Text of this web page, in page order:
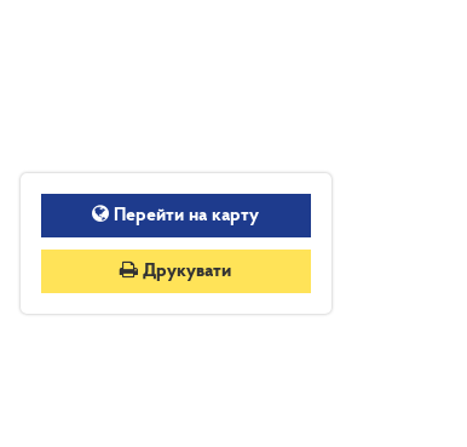
Перейти на карту
Друкувати